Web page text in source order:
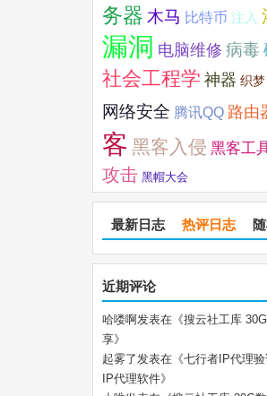
务器 木马 比特币 注入
漏洞 电脑维修 病毒
社会工程学 神器 织梦
网络安全 腾讯QQ 路由
客 黑客入侵 黑客工
攻击 黑帽大会
最新日志 热评日志
近期评论
哈喽啊发表在《搜云社工库
享》
起雾了发表在《七行者IP代理
IP代理软件》